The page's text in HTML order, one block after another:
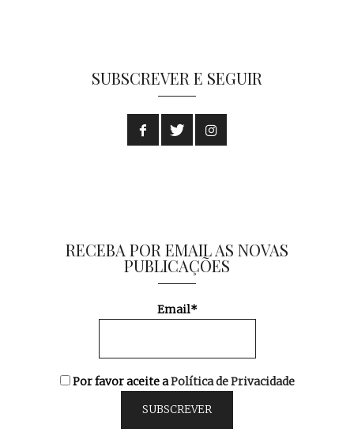
SUBSCREVER E SEGUIR
RECEBA POR EMAIL AS NOVAS
PUBLICAÇÕES
Email*
Por favor aceite aPolítica de Privacidade